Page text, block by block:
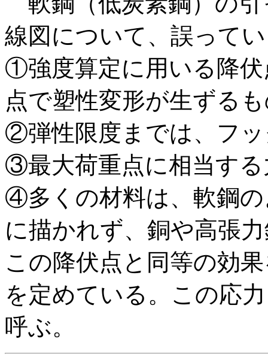
線図について、誤って
①強度算定に用いる降
点で塑性変形が生ずる
②弾性限度までは、フ
③最大荷重点に相当す
④多くの材料は、軟鋼
に描かれず、銅や高張
この降伏点と同等の効
を定めている。こ­の応
呼ぶ。